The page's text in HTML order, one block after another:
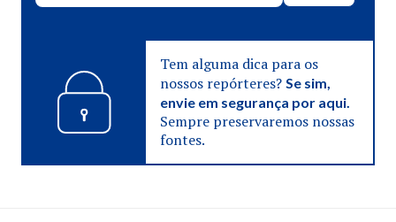
Tem alguma dica para os
nossos repórteres? Se sim,
envie em segurança por aqui.
Sempre preservaremos nossas
fontes.